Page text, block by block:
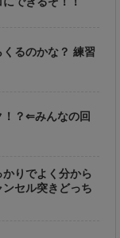
くるのかな？ 練習
！？⇐みんなの回
かりでよく分から
セル突きどっち